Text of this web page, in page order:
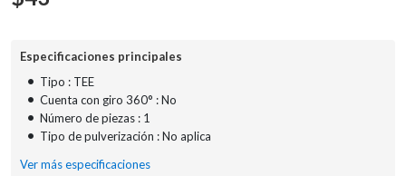
Especificaciones principales
• Tipo : TEE
• Cuenta con giro 360° : No
• Número de piezas : 1
• Tipo de pulverización : No aplica
Ver más especificaciones